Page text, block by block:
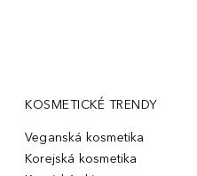
KOSMETICKÉ TRENDY
Veganská kosmetika
Korejská kosmetika